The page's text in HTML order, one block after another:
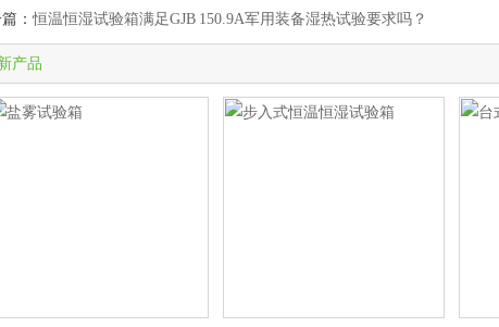
：恒温恒湿试验箱满足GJB 150.9A军用装备湿热试验要求吗？
产品